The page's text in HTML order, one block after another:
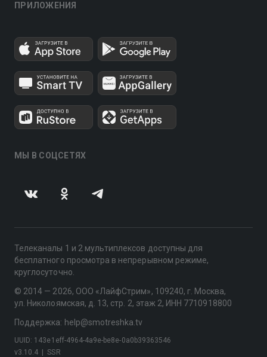
ПРИЛОЖЕНИЯ
МЫ В СОЦСЕТЯХ
Телеканалы 1 и 2 мультиплексов доступны для
бесплатного просмотра в непрерывном режиме,
круглосуточно.
© 2014 — 2026, ООО «ЛайфСтрим», 109240, г. Москва,
ул. Николоямская, д. 13, стр. 2, этаж 2, ИНН 7710918800
Поддержка: help@smotreshka.tv
v3.10.4 SSR
UUID: 143e1eff-4964-4a9e-be8e-0a0b39363546